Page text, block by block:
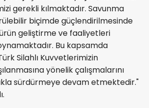
gerekli kılmaktadır. Savunma
biçimde güçlendirilmesinde
ürün geliştirme ve faaliyetleri
Bu kapsamda
Silahlı Kuvvetlerimizin
yönelik çalışmalarını
sürdürmeye devam etmektedir."